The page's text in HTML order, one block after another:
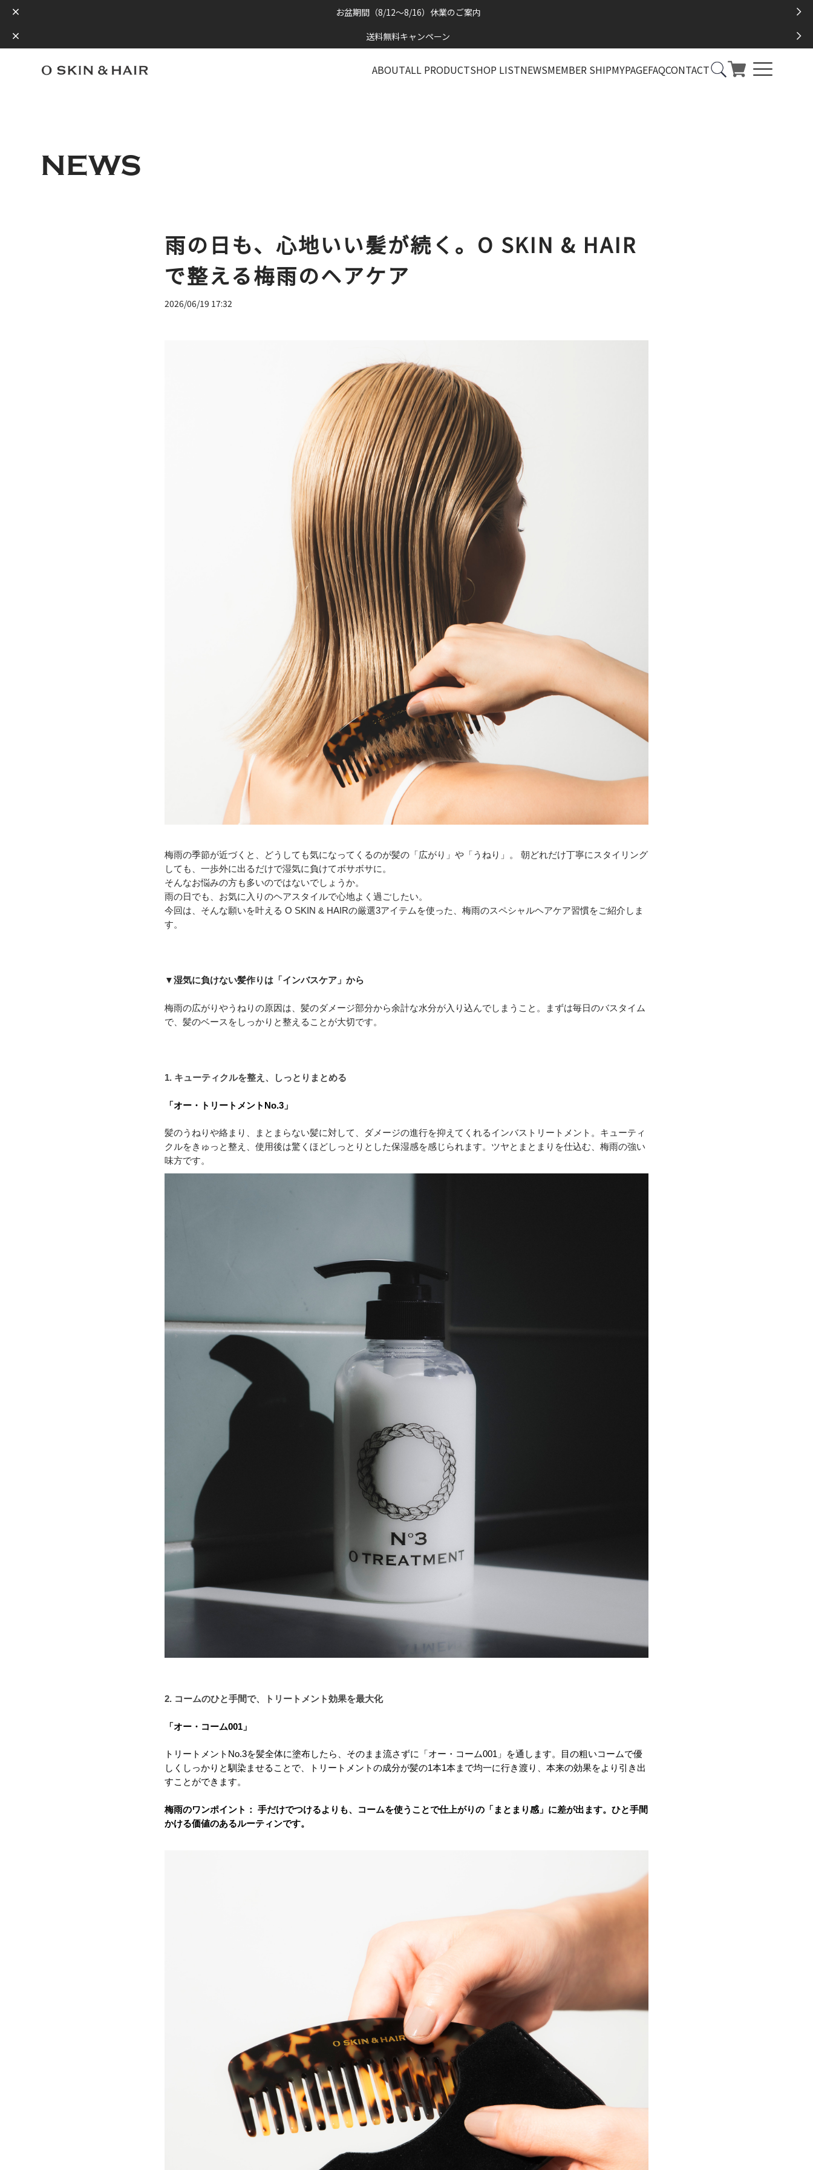
お盆期間（8/12～8/16）休業のご案内
送料無料キャンペーン
ABOUTALL PRODUCTSHOP LISTNEWSMEMBER SHIPMYPAGEFAQCONTACT
NEWS
雨の日も、心地いい髪が続く。O SKIN & HAIR
で整える梅雨のヘアケア
2026/06/19 17:32
梅雨の季節が近づくと、どうしても気になってくるのが髪の「広がり」や「うねり」。 朝どれだけ丁寧にスタイリング
しても、一歩外に出るだけで湿気に負けてボサボサに。
そんなお悩みの方も多いのではないでしょうか。
雨の日でも、お気に入りのヘアスタイルで心地よく過ごしたい。
今回は、そんな願いを叶える O SKIN & HAIRの厳選3アイテムを使った、梅雨のスペシャルヘアケア習慣をご紹介しま
す。
▼湿気に負けない髪作りは「インバスケア」から
梅雨の広がりやうねりの原因は、髪のダメージ部分から余計な水分が入り込んでしまうこと。まずは毎日のバスタイム
で、髪のベースをしっかりと整えることが大切です。
1. キューティクルを整え、しっとりまとめる
「オー・トリートメントNo.3」
髪のうねりや絡まり、まとまらない髪に対して、ダメージの進行を抑えてくれるインバストリートメント。キューティ
クルをきゅっと整え、使用後は驚くほどしっとりとした保湿感を感じられます。ツヤとまとまりを仕込む、梅雨の強い
味方です。
2. コームのひと手間で、トリートメント効果を最大化
「オー・コーム001」
トリートメントNo.3を髪全体に塗布したら、そのまま流さずに「オー・コーム001」を通します。目の粗いコームで優
しくしっかりと馴染ませることで、トリートメントの成分が髪の1本1本まで均一に行き渡り、本来の効果をより引き出
すことができます。
梅雨のワンポイント： 手だけでつけるよりも、コームを使うことで仕上がりの「まとまり感」に差が出ます。ひと手間
かける価値のあるルーティンです。